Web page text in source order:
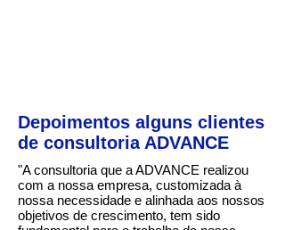
Depoimentos alguns clientes
de consultoria ADVANCE
"A consultoria que a ADVANCE realizou
com a nossa empresa, customizada à
nossa necessidade e alinhada aos nossos
objetivos de crescimento, tem sido